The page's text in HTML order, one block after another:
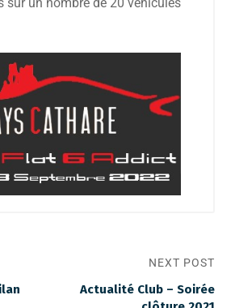
NEXT POST
Actualité Club – Soirée